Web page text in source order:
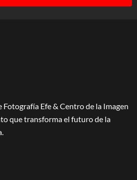
Fotografía Efe & Centro de la Imagen
que transforma el futuro de la